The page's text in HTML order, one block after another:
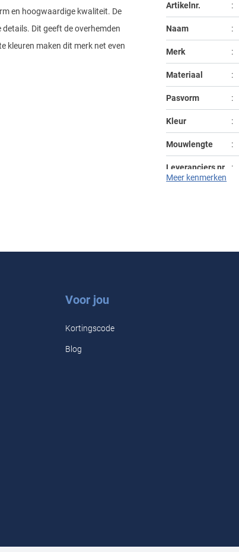
en hoogwaardige kwaliteit. De
Dit geeft de overhemden
kleuren maken dit merk net even
Artikelnr.
Naam
Merk
Materiaal
Pasvorm
Kleur
Mouwlengte
Leveranciers nr.
Meer kenmerken
Voor jou
Kortingscode
Blog